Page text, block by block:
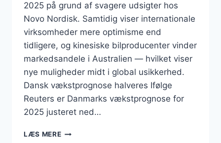
2025 på grund af svagere udsigter hos
Novo Nordisk. Samtidig viser internationale
virksomheder mere optimisme end
tidligere, og kinesiske bilproducenter vinder
markedsandele i Australien — hvilket viser
nye muligheder midt i global usikkerhed.
Dansk vækstprognose halveres Ifølge
Reuters er Danmarks vækstprognose for
2025 justeret ned…
LÆS MEREBUSINESS